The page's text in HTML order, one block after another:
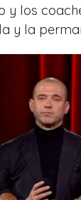
y los
y la